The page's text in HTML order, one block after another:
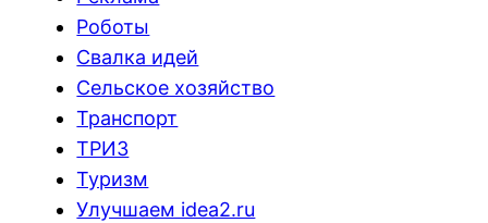
Роботы
Свалка идей
Сельское хозяйство
Транспорт
ТРИЗ
Туризм
Улучшаем idea2.ru